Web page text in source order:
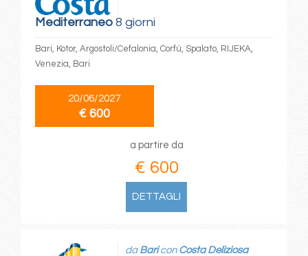
Mediterraneo8 giorni
Bari, Kotor, Argostoli/Cefalonia, Corfù, Spalato, RIJEKA,
Venezia, Bari
20/06/2027
€ 600
a partire da
€ 600
DETTAGLI
da Baricon Costa Deliziosa